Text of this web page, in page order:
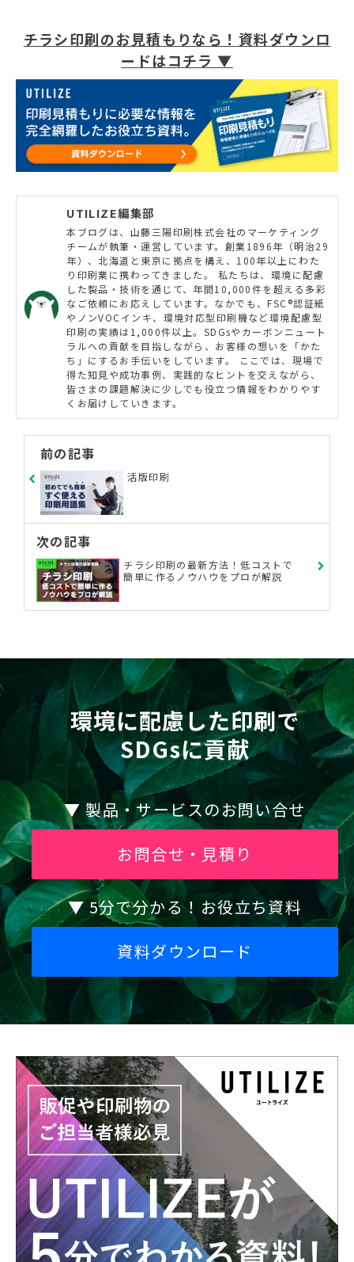
チラシ印刷のお見積もりなら！資料ダウンロ
ードはコチラ ▼
UTILIZE編集部
本ブログは、山藤三陽印刷株式会社のマーケティング
チームが執筆・運営しています。創業1896年（明治29
年）、北海道と東京に拠点を構え、100年以上にわた
り印刷業に携わってきました。 私たちは、環境に配慮
した製品・技術を通じて、年間10,000件を超える多彩
なご依頼にお応えしています。なかでも、FSC®認証紙
やノンVOCインキ、環境対応型印刷機など環境配慮型
印刷の実績は1,000件以上。SDGsやカーボンニュート
ラルへの貢献を目指しながら、お客様の想いを「かた
ち」にするお手伝いをしています。 ここでは、現場で
得た知見や成功事例、実践的なヒントを交えながら、
皆さまの課題解決に少しでも役立つ情報をわかりやす
くお届けしていきます。
前の記事
活版印刷
次の記事
チラシ印刷の最新方法！低コストで
簡単に作るノウハウをプロが解説
環境に配慮した印刷で
SDGsに貢献
▼ 製品・サービスのお問い合せ
お問合せ・見積り
▼ 5分で分かる！お役立ち資料
資料ダウンロード